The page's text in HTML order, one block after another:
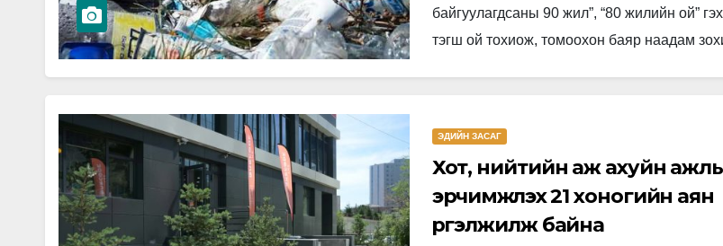
байгуулагдсаны 90 жил”, “80 жилийн ой”
тэгш ой тохиож, томоохон баяр наадам
ЭДИЙН ЗАСАГ
Хот, нийтийн аж ахуйн
эрчимжүүлэх 21 хоногийн аян
үргэлжилж байна